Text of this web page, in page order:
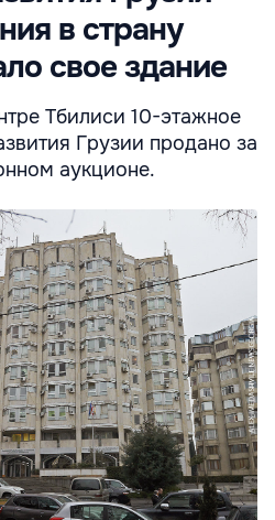
в страну
свое здание
Тбилиси 10-этажное
Грузии продано за
аукционе.